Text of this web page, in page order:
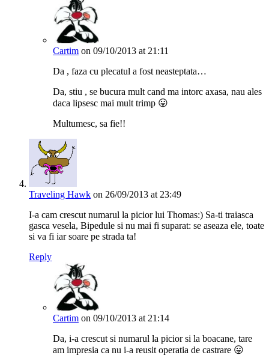
Cartim on 09/10/2013 at 21:11
Da , faza cu plecatul a fost neasteptata…
Da, stiu , se bucura mult cand ma intorc axasa, nau ales
daca lipsesc mai mult trimp 😛
Multumesc, sa fie!!
Traveling Hawk on 26/09/2013 at 23:49
I-a cam crescut numarul la picior lui Thomas:) Sa-ti traiasca
gasca vesela, Bipedule si nu mai fi suparat: se aseaza ele, toate
si va fi iar soare pe strada ta!
Reply
Cartim on 09/10/2013 at 21:14
Da, i-a crescut si numarul la picior si la boacane, tare
am impresia ca nu i-a reusit operatia de castrare 😛